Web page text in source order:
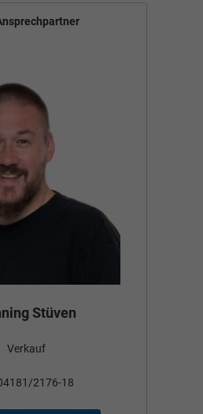
Stüven
Verkauf
2176-18